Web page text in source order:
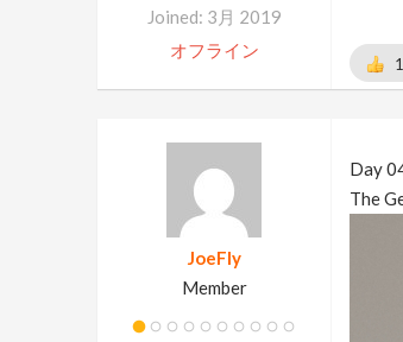
Joined: 3月 2019
オフライン
1
JoeFly
Member
Day
The